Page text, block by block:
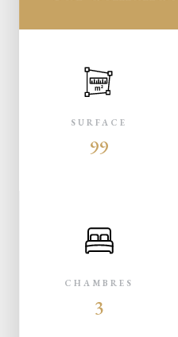
m²
SURFACE
99
CHAMBRES
3